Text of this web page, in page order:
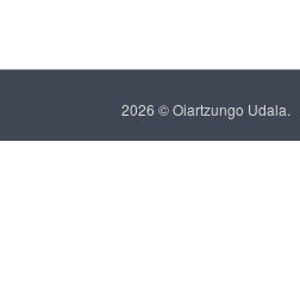
2026 © Oiartzungo Udala.